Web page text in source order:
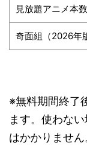
見放題アニメ本数
奇面組（2026年
※無料期間終了
ます。使わな
はかかりません